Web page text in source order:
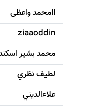
llمحمد واعظی
ziaaoddin
محمد بشیر
لطيف نظري
علاءالديني